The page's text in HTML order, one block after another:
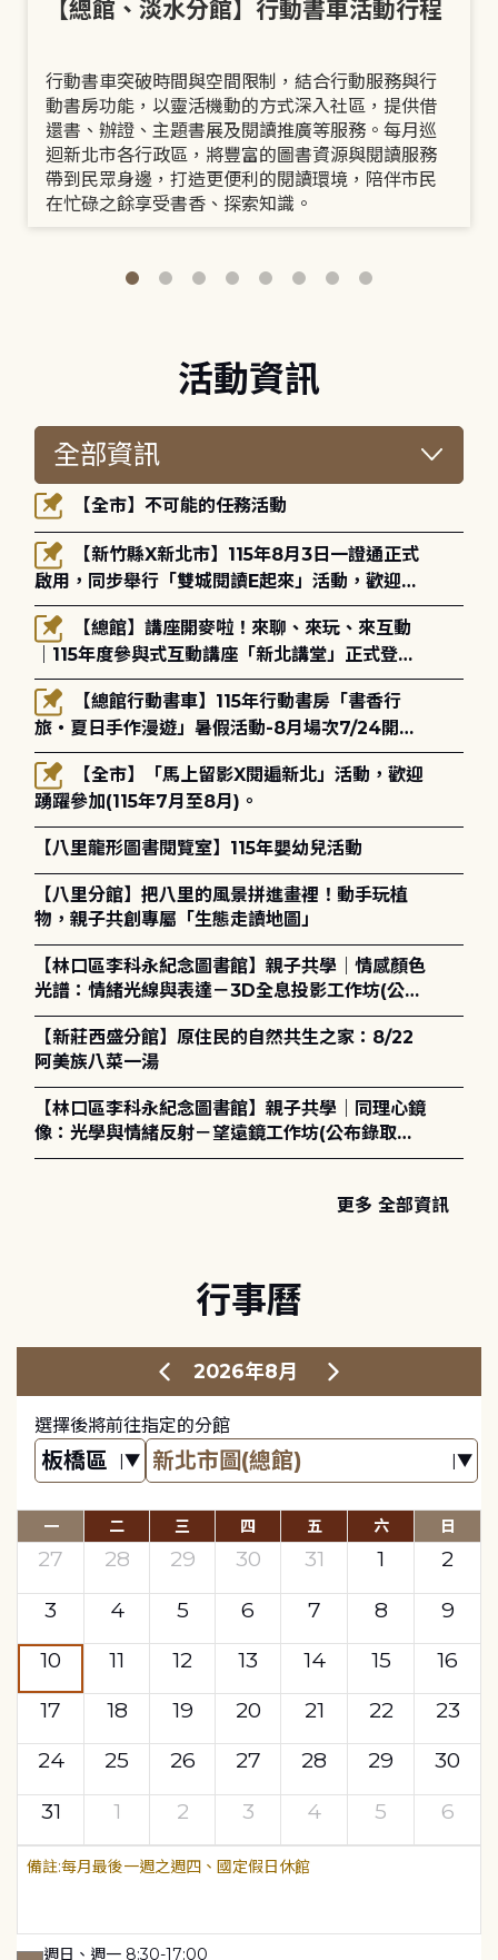
【總館、淡水分館】行動書車活動行程
行動書車突破時間與空間限制，結合行動服務與行
動書房功能，以靈活機動的方式深入社區，提供借
還書、辦證、主題書展及閱讀推廣等服務。每月巡
迴新北市各行政區，將豐富的圖書資源與閱讀服務
帶到民眾身邊，打造更便利的閱讀環境，陪伴市民
在忙碌之餘享受書香、探索知識。
活動資訊
【全市】不可能的任務活動
啟用，同步舉行「雙城閱讀E起來」活動，歡迎踴
躍參加(115年8月3日至10月4日)。
｜115年度參與式互動講座「新北講堂」正式登
場！
旅・夏日手作漫遊」暑假活動-8月場次7/24開始
報名
踴躍參加(115年7月至8月)。
【八里龍形圖書閱覽室】115年嬰幼兒活動
【八里分館】把八里的風景拼進畫裡！動手玩植
物，親子共創專屬「生態走讀地圖」
【林口區李科永紀念圖書館】親子共學｜情感顏色
光譜：情緒光線與表達－3D全息投影工作坊(公布
錄取名單)
【新莊西盛分館】原住民的自然共生之家：8/22
阿美族八菜一湯
【林口區李科永紀念圖書館】親子共學｜同理心鏡
像：光學與情緒反射－望遠鏡工作坊(公布錄取名
單)
更多 全部資訊
行事曆
2026年8月
選擇後將前往指定的分館
一 二 三 四 五 六 日
27 28 29 30 31 1
2
3
4 5 6 7 8
9
10
11 12 13 14 15
16
17
18 19 20 21 22
23
24
25 26 27 28 29
30
31
1 2 3 4 5 6
每月最後一週之週四、國定假日休館
週日、週一 8:30-17:00